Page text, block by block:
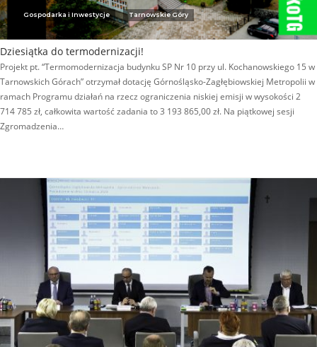
Gospodarka i Inwestycje Tarnowskie Góry
Dziesiątka do termodernizacji!
Projekt pt. “Termomodernizacja budynku SP Nr 10 przy ul. Kochanowskiego 15 w
Tarnowskich Górach” otrzymał dotację Górnośląsko-Zagłębiowskiej Metropolii w
ramach Programu działań na rzecz ograniczenia niskiej emisji w wysokości 2
714 785 zł, całkowita wartość zadania to 3 193 865,00 zł. Na piątkowej sesji
Zgromadzenia…